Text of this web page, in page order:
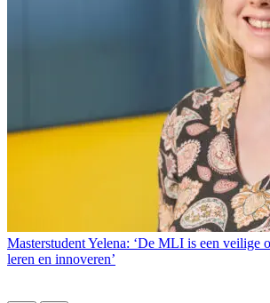
Masterstudent Yelena: ‘De MLI is een veilige
leren en innoveren’